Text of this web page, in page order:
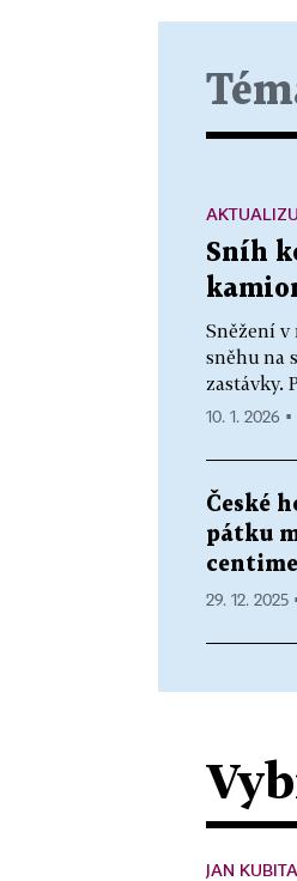
Sníh
Sněžení
sněhu na
zastávky.
10. 1. 2026
České
pátku
29. 12. 2025
JAN KUBITA